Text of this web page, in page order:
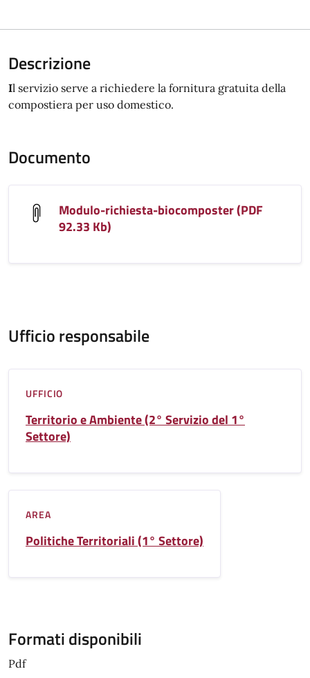
Descrizione
Il servizio serve a richiedere la fornitura gratuita della
compostiera per uso domestico.
Documento
Modulo-richiesta-biocomposter (PDF
92.33 Kb)
Ufficio responsabile
UFFICIO
Territorio e Ambiente (2° Servizio del 1°
Settore)
AREA
Politiche Territoriali (1° Settore)
Formati disponibili
Pdf